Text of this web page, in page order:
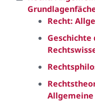
Recht:
Geschichte